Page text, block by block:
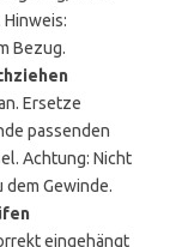
Bezug.
Ersetze
passenden
Achtung: Nicht
Gewinde.
eingehängt